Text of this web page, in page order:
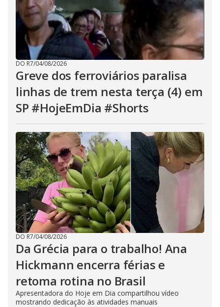
DO R7/04/08/2026
Greve dos ferroviários paralisa
linhas de trem nesta terça (4) em
SP #HojeEmDia #Shorts
DO R7/04/08/2026
Da Grécia para o trabalho! Ana
Hickmann encerra férias e
retoma rotina no Brasil
Apresentadora do Hoje em Dia compartilhou vídeo
mostrando dedicação às atividades manuais